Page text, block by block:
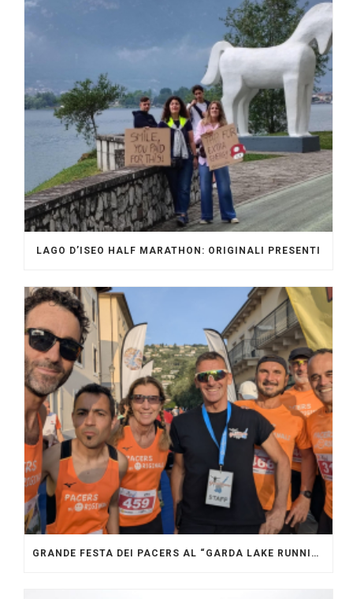
LAGO D’ISEO HALF MARATHON: ORIGINALI PRESENTI
GRANDE FESTA DEI PACERS AL “GARDA LAKE RUNNING FESTIVAL”